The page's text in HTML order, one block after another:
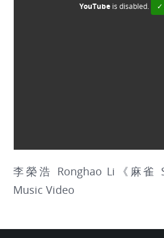
YouTubeis disabled. ✓
李榮浩 Ronghao Li《麻雀
Music Video